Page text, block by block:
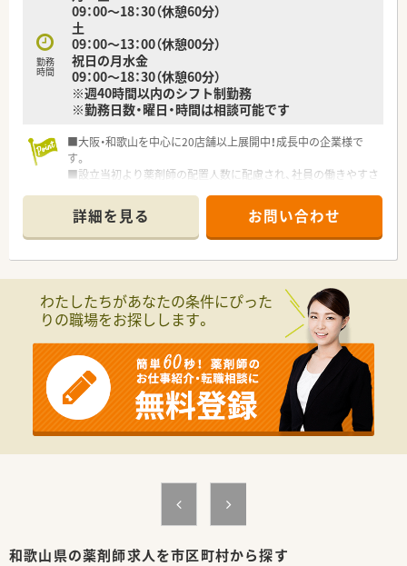
勤務
時間
09：00～18：30（休憩60分）
土
09：00～13：00（休憩00分）
祝日の月水金
09：00～18：30（休憩60分）
※週40時間以内のシフト制勤務
※勤務日数・曜日・時間は相談可能です
■大阪・和歌山を中心に20店舗以上展開中！成長中の企業様で
す。
■設立当初より薬剤師の配置人数に配慮され、社員の働きやすさ
■数年前より在宅業務へも力を入れています。
■スキルアップや自己研鑽に必要なツールを用意したり、社員の
意見を吸い上げるなど、社員満足を高めるべく尽力されていま
す。
詳細を見る お問い合わせ
わたしたちがあなたの条件にぴった
りの職場をお探しします。
和歌山県の薬剤師求人を市区町村から探す